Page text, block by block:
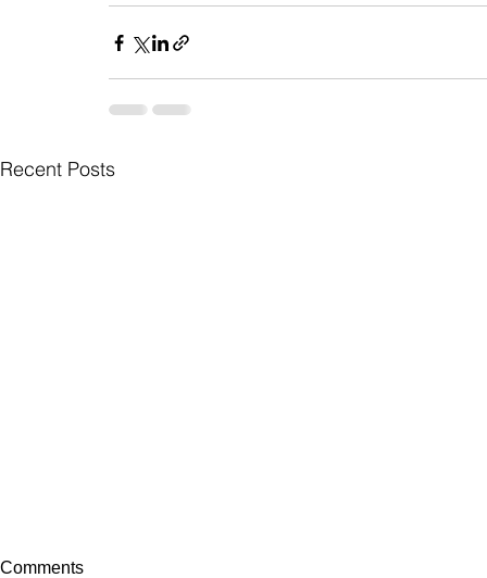
Recent Posts
Comments